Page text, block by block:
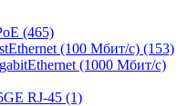
(465)
(100 Мбит/с) (153)
(1000 Мбит/с)
RJ-45 (1)